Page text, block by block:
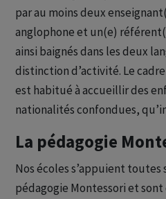
par au moins deux
anglophone et un(e)
ainsi baignés dans les deux
distinction d’activité. Le
est habitué à accueillir des
nationalités confondues,
La pédagogie
Nos écoles s’appuient toutes
pédagogie Montessori et